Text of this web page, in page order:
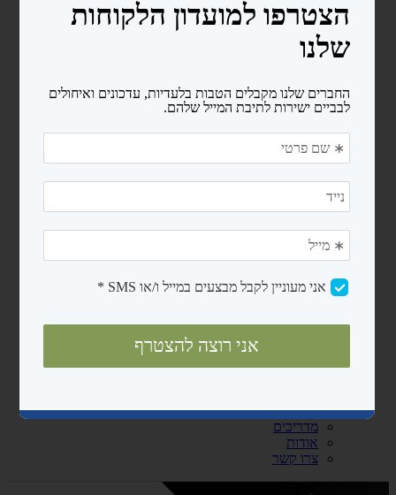
מעקות
סולמות
בריכות פיברגלס
חימום המים
משאבות לבריכות ניידות
רובוטים ושואבים
כיסויים ומשטחי הגנה
מגלולים לכיסוי סולארי
נגישות ובטיחות
מדריכים
אודות
צרו קשר